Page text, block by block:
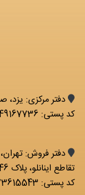
دفتر مرکزی: يزد،
کد پستی: 8949167736
دفتر فروش:
تقاطع اینانلو، پلاک 46 ، واحد 20
کد پستی: 1473615543